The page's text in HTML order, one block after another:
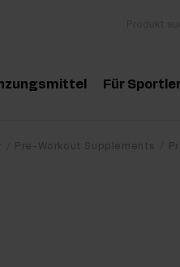
Für
Pre-Workout Supplements